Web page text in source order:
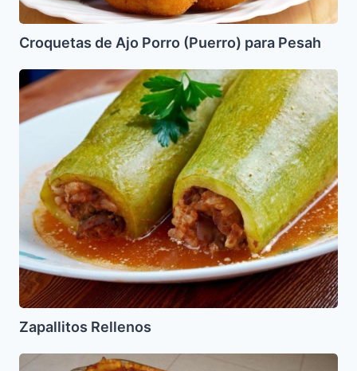
Croquetas de Ajo Porro (Puerro) para Pesah
Zapallitos
Rellenos
Zapallitos Rellenos
Berenjena